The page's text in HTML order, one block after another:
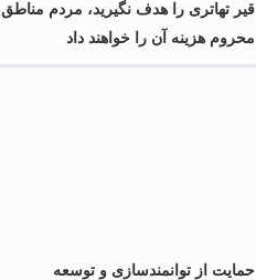
قیر تهاتری را هدف نگیرید، مردم مناطق
محروم هزینه آن را خواهند داد
حمایت از توانمندسازی و توسعه